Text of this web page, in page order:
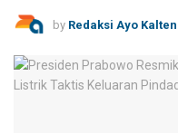
by Redaksi Ayo